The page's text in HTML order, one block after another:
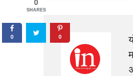
0
SHARES
0 0